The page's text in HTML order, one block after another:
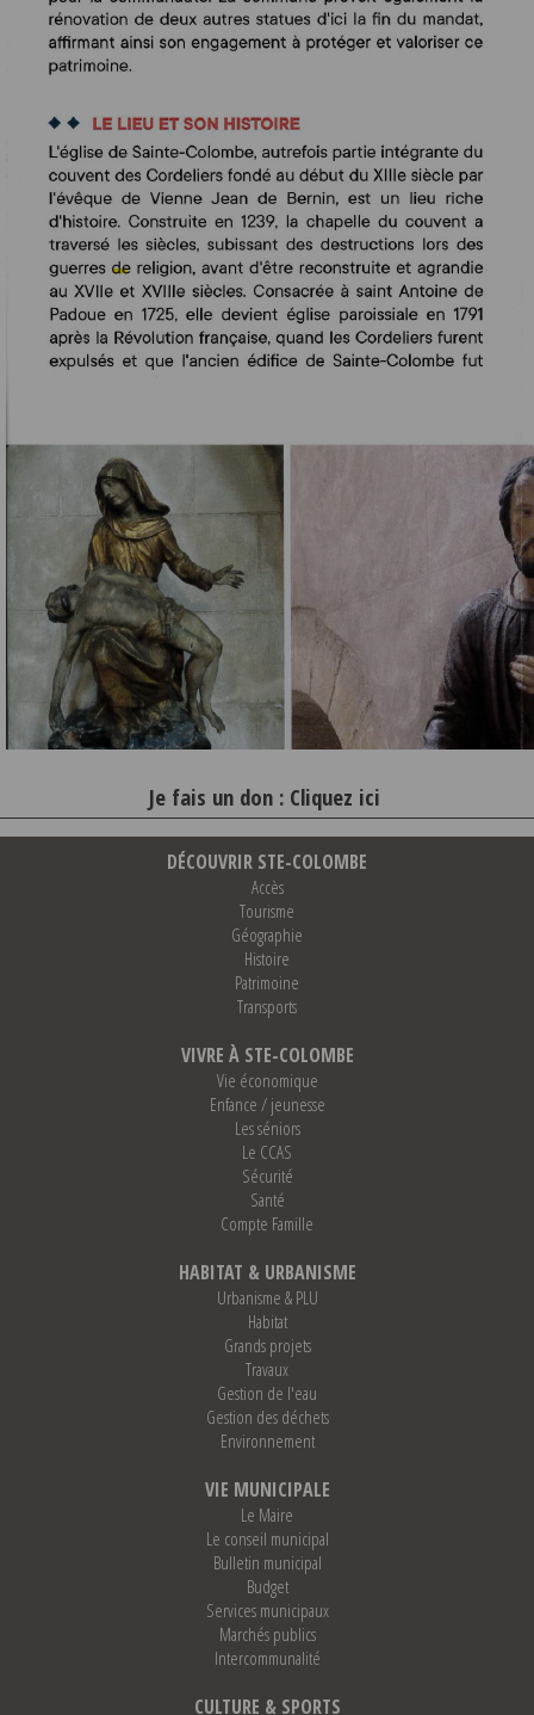
Je fais un don : Cliquez ici
DÉCOUVRIR STE-COLOMBE
Accès
Tourisme
Géographie
Histoire
Patrimoine
Transports
VIVRE À STE-COLOMBE
Vie économique
Enfance / jeunesse
Les séniors
Le CCAS
Sécurité
Santé
Compte Famille
HABITAT & URBANISME
Urbanisme & PLU
Habitat
Grands projets
Travaux
Gestion de l'eau
Gestion des déchets
Environnement
VIE MUNICIPALE
Le Maire
Le conseil municipal
Bulletin municipal
Budget
Services municipaux
Marchés publics
Intercommunalité
CULTURE & SPORTS